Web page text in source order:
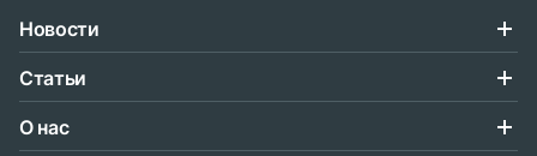
Новости
Статьи
О нас